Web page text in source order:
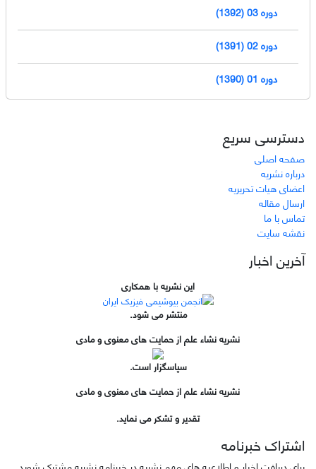
دوره 03 (1392)
دوره 02 (1391)
دوره 01 (1390)
دسترسی سریع
صفحه اصلی
درباره نشریه
اعضای هیات تحریریه
ارسال مقاله
تماس با ما
نقشه سایت
آخرین اخبار
این نشریه با همکاری
منتشر می شود.
نشریه نشاء علم از حمایت های معنوی و مادی
سپاسگزار است.
نشریه نشاء علم از حمایت های معنوی و مادی
تقدیر و تشکر می نماید.
اشتراک خبرنامه